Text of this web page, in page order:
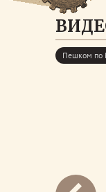
Пешком по